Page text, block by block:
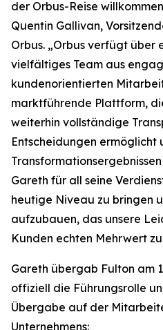
der Orbus-Reise
Quentin Gallivan,
Orbus. „Orbus verfügt über
vielfältiges Team aus
kundenorientierten
marktführende Plattform,
weiterhin vollständige
Entscheidungen ermöglicht
Gareth für all seine
heutige Niveau zu bringen
aufzubauen, das unsere
Kunden echten Mehrwert
Gareth übergab Fulton am
offiziell die Führungsrolle
Übergabe auf der
Unternehmens: